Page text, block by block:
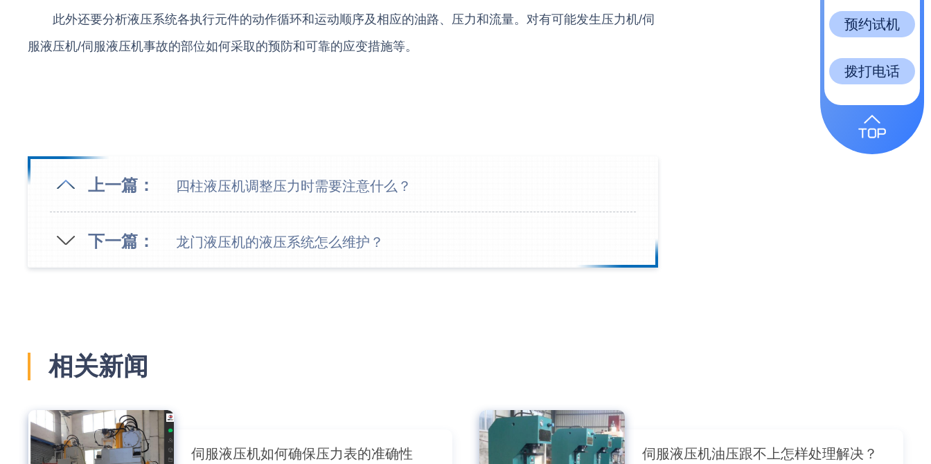
此外还要分析液压系统各执行元件的动作循环和运动顺序及相应的油路、压力和流量。对有可能发生压力机/伺
服液压机/伺服液压机事故的部位如何采取的预防和可靠的应变措施等。
上一篇： 四柱液压机调整压力时需要注意什么？
下一篇： 龙门液压机的液压系统怎么维护？
相关新闻
伺服液压机如何确保压力表的准确性 伺服液压机油压跟不上怎样处理解决？
预约试机
拨打电话